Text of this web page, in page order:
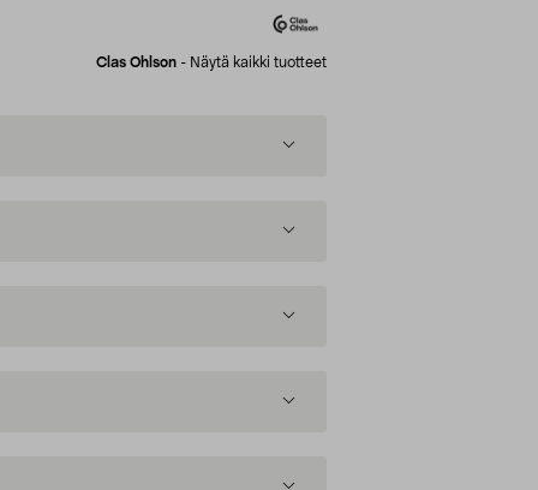
Clas Ohlson - Näytä kaikki tuotteet